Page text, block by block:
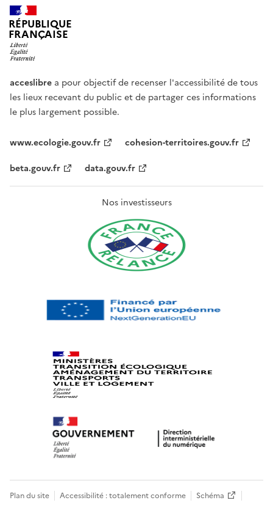
RÉPUBLIQUE
FRANÇAISE
acceslibre a pour objectif de recenser l'accessibilité de tous
les lieux recevant du public et de partager ces informations
le plus largement possible.
www.ecologie.gouv.fr
cohesion-territoires.gouv.fr
beta.gouv.fr
data.gouv.fr
Nos investisseurs
Plan du site Accessibilité : totalement conforme Schéma